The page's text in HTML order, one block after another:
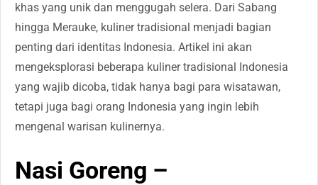
khas yang unik dan menggugah selera. Dari Sabang
hingga Merauke, kuliner tradisional menjadi bagian
penting dari identitas Indonesia. Artikel ini akan
mengeksplorasi beberapa kuliner tradisional Indonesia
yang wajib dicoba, tidak hanya bagi para wisatawan,
tetapi juga bagi orang Indonesia yang ingin lebih
mengenal warisan kulinernya.
Nasi Goreng –